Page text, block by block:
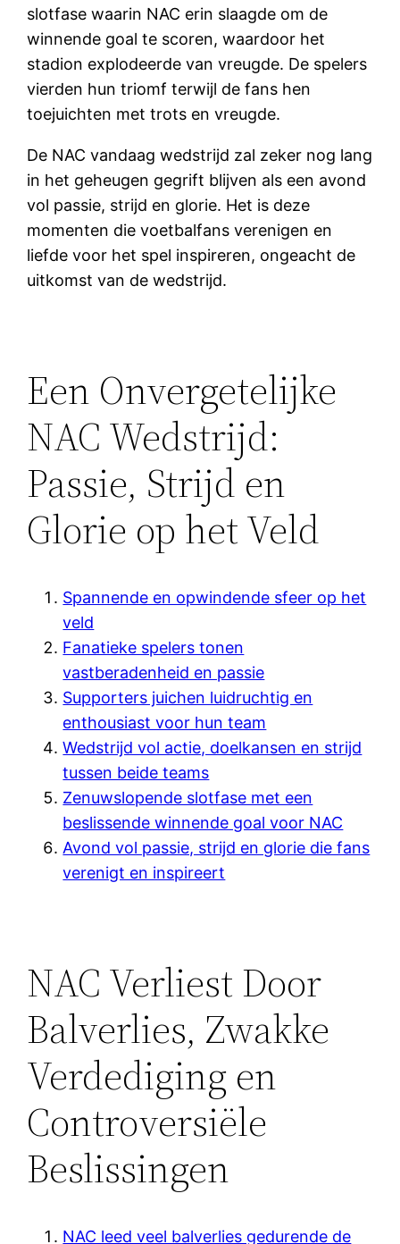
slotfase waarin NAC erin slaagde om de
winnende goal te scoren, waardoor het
stadion explodeerde van vreugde. De spelers
vierden hun triomf terwijl de fans hen
toejuichten met trots en vreugde.
De NAC vandaag wedstrijd zal zeker nog lang
in het geheugen gegrift blijven als een avond
vol passie, strijd en glorie. Het is deze
momenten die voetbalfans verenigen en
liefde voor het spel inspireren, ongeacht de
uitkomst van de wedstrijd.
Een Onvergetelijke
NAC Wedstrijd:
Passie, Strijd en
Glorie op het Veld
Spannende en opwindende sfeer op het
veld
Fanatieke spelers tonen
vastberadenheid en passie
Supporters juichen luidruchtig en
enthousiast voor hun team
Wedstrijd vol actie, doelkansen en strijd
tussen beide teams
Zenuwslopende slotfase met een
beslissende winnende goal voor NAC
Avond vol passie, strijd en glorie die fans
verenigt en inspireert
NAC Verliest Door
Balverlies, Zwakke
Verdediging en
Controversiële
Beslissingen
NAC leed veel balverlies gedurende de